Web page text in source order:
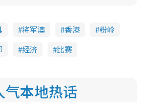
将军澳 香港
粉岭
经济 比赛
气本地热话